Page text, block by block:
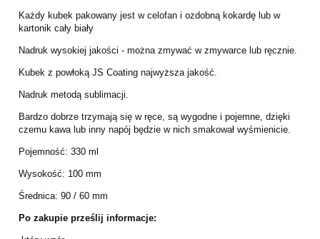
Każdy kubek pakowany jest w celofan i ozdobną kokardę lub w
kartonik cały biały
Nadruk wysokiej jakości - można zmywać w zmywarce lub ręcznie.
Kubek z powłoką JS Coating najwyższa jakość.
Nadruk metodą sublimacji.
Bardzo dobrze trzymają się w ręce, są wygodne i pojemne, dzięki
czemu kawa lub inny napój będzie w nich smakował wyśmienicie.
Pojemność: 330 ml
Wysokość: 100 mm
Średnica: 90 / 60 mm
Po zakupie prześlij informacje: